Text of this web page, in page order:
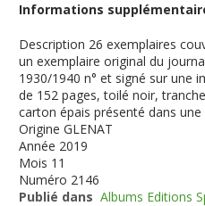
Informations
Description 26 exemplaires
un exemplaire original du
1930/1940 n° et signé sur une
de 152 pages, toilé noir,
carton épais présenté dans
Origine GLENAT
Année 2019
Mois 11
Numéro 2146
Publié dans Albums Editions